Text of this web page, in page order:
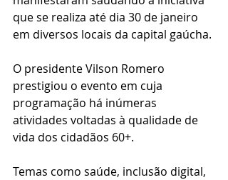
que se realiza até dia 30 de janeiro
em diversos locais da capital gaúcha.
O presidente Vilson Romero
prestigiou o evento em cuja
programação há inúmeras
atividades voltadas à qualidade de
vida dos cidadãos 60+.
Temas como saúde, inclusão digital,